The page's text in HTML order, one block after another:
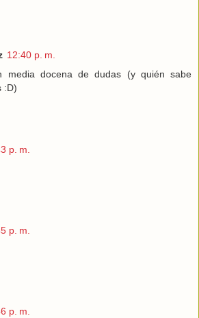
12:40 p. m.
media docena de dudas (y quién sabe
:D)
p. m.
p. m.
p. m.